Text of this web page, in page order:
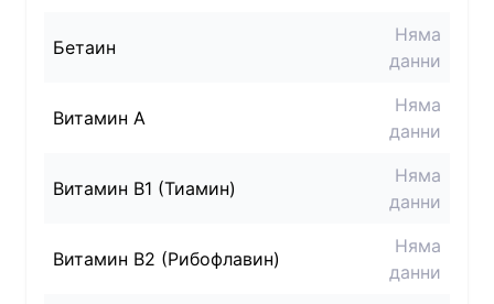
Бетаин
Няма
данни
Витамин A
Няма
данни
Витамин B1 (Тиамин)
Няма
данни
Витамин B2 (Рибофлавин)
Няма
данни